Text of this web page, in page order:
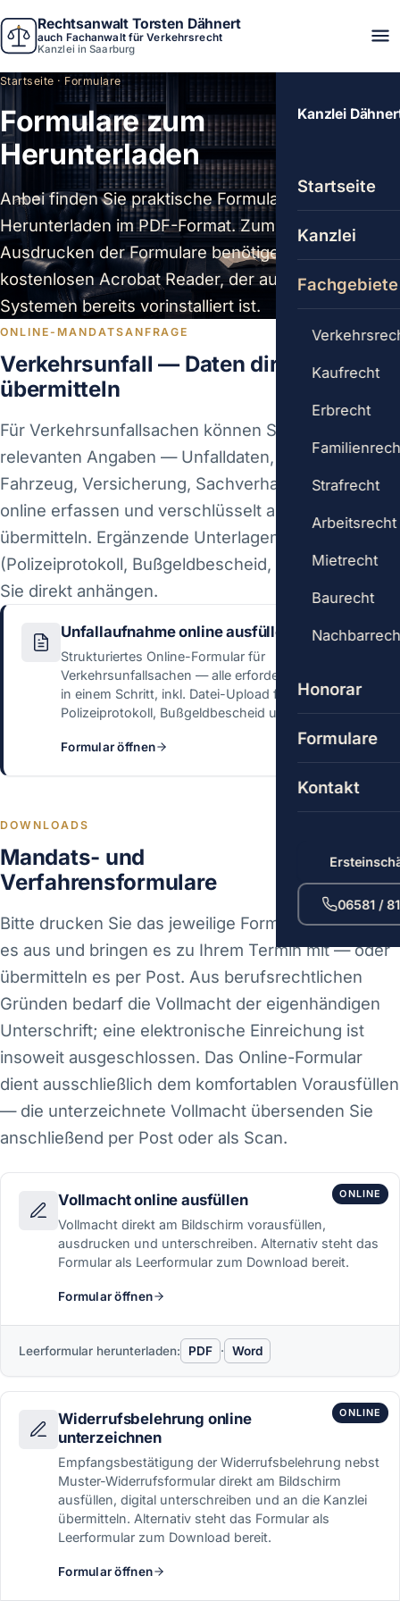
Rechtsanwalt Torsten Dähnert
auch Fachanwalt für Verkehrsrecht
Kanzlei in Saarburg
Kanzlei
Startseite
Kanzlei
Fachgebiete
Kaufrecht
Erbrecht
Strafrecht
Arbeitsrecht
Mietrecht
Baurecht
Honorar
Formulare
Kontakt
06581 /
Startseite · Formulare
Formulare zum
Herunterladen
Anbei finden Sie praktische Formulare zum
Herunterladen im PDF-Format. Zum Betrachten und
Ausdrucken der Formulare benötigen Sie den
kostenlosen Acrobat Reader, der auf vielen
Systemen bereits vorinstalliert ist.
ONLINE-MANDATSANFRAGE
Verkehrsunfall — Daten direkt
übermitteln
Für Verkehrsunfallsachen können Sie alle
relevanten Angaben — Unfalldaten, Beteiligte,
Fahrzeug, Versicherung, Sachverhalt — strukturiert
online erfassen und verschlüsselt an die Kanzlei
übermitteln. Ergänzende Unterlagen
(Polizeiprotokoll, Bußgeldbescheid, Fotos) können
Sie direkt anhängen.
Unfallaufnahme online ausfüllen
Strukturiertes Online-Formular für
Verkehrsunfallsachen — alle erforderlichen Angaben
in einem Schritt, inkl. Datei-Upload für
Polizeiprotokoll, Bußgeldbescheid und Fotos.
Formular öffnen
DOWNLOADS
Mandats- und
Verfahrensformulare
Bitte drucken Sie das jeweilige Formular aus, füllen
es aus und bringen es zu Ihrem Termin mit — oder
übermitteln es per Post. Aus berufsrechtlichen
Gründen bedarf die Vollmacht der eigenhändigen
Unterschrift; eine elektronische Einreichung ist
insoweit ausgeschlossen. Das Online-Formular
dient ausschließlich dem komfortablen Vorausfüllen
— die unterzeichnete Vollmacht übersenden Sie
anschließend per Post oder als Scan.
Vollmacht online ausfüllen
Vollmacht direkt am Bildschirm vorausfüllen,
ausdrucken und unterschreiben. Alternativ steht das
Formular als Leerformular zum Download bereit.
Formular öffnen
Leerformular herunterladen: PDF · Word
ONLINE
Widerrufsbelehrung online
unterzeichnen
Empfangsbestätigung der Widerrufsbelehrung nebst
Muster-Widerrufsformular direkt am Bildschirm
ausfüllen, digital unterschreiben und an die Kanzlei
übermitteln. Alternativ steht das Formular als
Leerformular zum Download bereit.
Formular öffnen
ONLINE